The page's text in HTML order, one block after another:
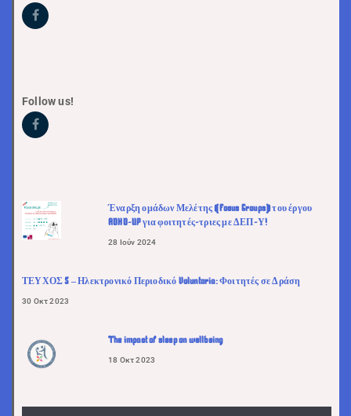
Follow us!
Έναρξη ομάδων Μελέτης (Focus Groups) του έργου
ADHD-UP για φοιτητές-τριες με ΔΕΠ-Υ!
28 Ιούν 2024
ΤΕΥΧΟΣ 5 – Ηλεκτρονικό Περιοδικό Voluntaria: Φοιτητές σε Δράση
30 Οκτ 2023
The impact of sleep on wellbeing
18 Οκτ 2023